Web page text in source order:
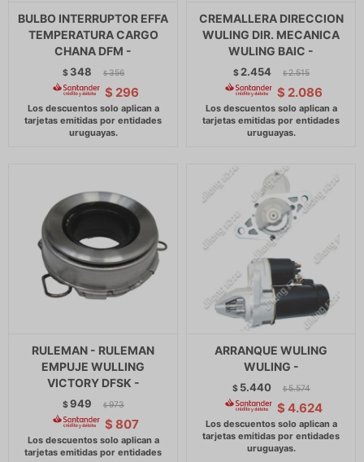
BULBO INTERRUPTOR EFFA
TEMPERATURA CARGO
CHANA DFM -
$ 348 $ 356
$ 296
CREMALLERA DIRECCION
WULING DIR. MECANICA
WULING BAIC -
$ 2.454 $ 2.515
$ 2.086
RULEMAN - RULEMAN
EMPUJE WULLING
VICTORY DFSK -
$949 $ 973
$ 807
ARRANQUE WULING
WULING -
$ 5.440 $ 5.574
$ 4.624